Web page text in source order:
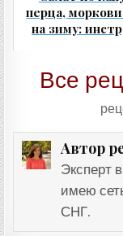
перца,
на зиму:
Все
Автор
Эксперт
имею
СНГ.